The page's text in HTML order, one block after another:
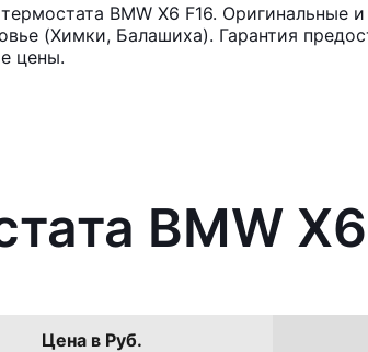
BMW X6 F16. Оригинальные
(Химки, Балашиха). Гарантия
цены.
BMW
Цена в Руб.